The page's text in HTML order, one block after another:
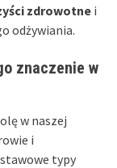
zdrowotne i
odżywiania.
znaczenie w
w naszej
i
typy